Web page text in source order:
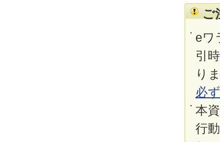
ご
eワ
引
り
必
本
行